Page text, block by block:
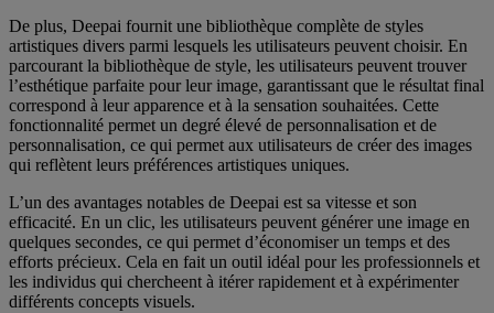
De plus, Deepai fournit une bibliothèque complète de styles
artistiques divers parmi lesquels les utilisateurs peuvent choisir. En
parcourant la bibliothèque de style, les utilisateurs peuvent trouver
l’esthétique parfaite pour leur image, garantissant que le résultat final
correspond à leur apparence et à la sensation souhaitées. Cette
fonctionnalité permet un degré élevé de personnalisation et de
personnalisation, ce qui permet aux utilisateurs de créer des images
qui reflètent leurs préférences artistiques uniques.
L’un des avantages notables de Deepai est sa vitesse et son
efficacité. En un clic, les utilisateurs peuvent générer une image en
quelques secondes, ce qui permet d’économiser un temps et des
efforts précieux. Cela en fait un outil idéal pour les professionnels et
les individus qui chercheent à itérer rapidement et à expérimenter
différents concepts visuels.